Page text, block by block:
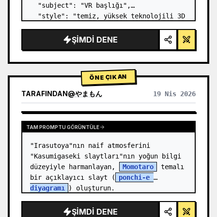
  "subject": "VR başlığı",
  "style": "temiz, yüksek teknolojili 3D
vurgular",
  "background": "{argument
default=\"yumuşak mor ve mavi gr…
ŞIMDI DENE
ÖNE ÇIKAN
TARAFINDAN@やまもん 19 Nis 2026
DIĞER MODELLERIN SONUÇLARINI GÖRÜNTÜLE
TAM PROMPTU GÖRÜNTÜLE
"Irasutoya"nın naif atmosferini
"Kasumigaseki slaytları"nın yoğun bilgi
düzeyiyle harmanlayan,
Momotaro
temalı
bir açıklayıcı slayt (
ponchi-e
diyagramı
) oluşturun.
ŞIMDI DENE